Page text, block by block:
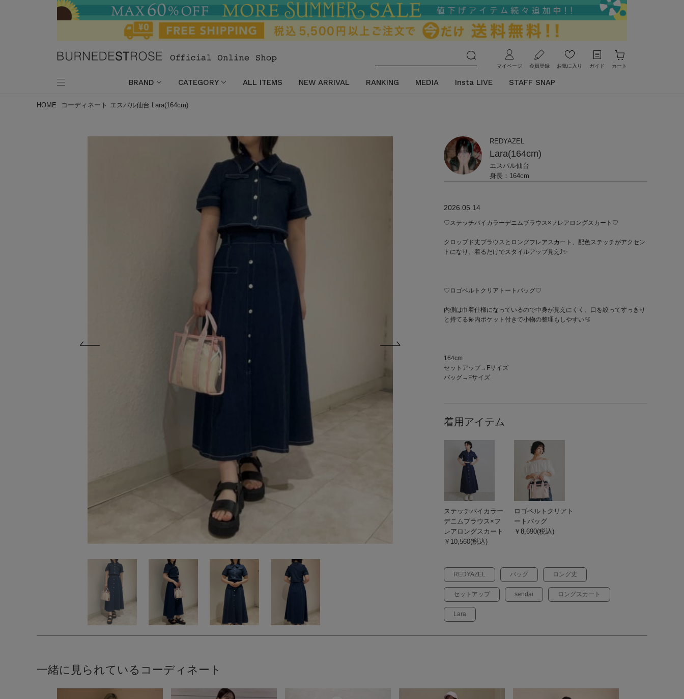
マイページ 会員登録 お気に入り ガイド カート
BRAND CATEGORY ALL ITEMS NEW ARRIVAL RANKING MEDIA Insta LIVE STAFF SNAP
HOME コーディネート エスパル仙台 Lara(164cm)
2026.05.14
REDYAZEL
エスパル仙台
Lara(164cm)
身長：164cm
♡ステッチバイカラーデニムブラウス×フレアロングスカート♡
クロップド丈ブラウスとロングフレアスカート、配色ステッチがアクセン
トになり、着るだけでスタイルアップ見え⤴️✨
♡ロゴベルトクリアトートバッグ♡
内側は巾着仕様になっているので中身が見えにくく、口を絞ってすっきり
と持てる💫内ポケット付きで小物の整理もしやすい🫧
164cm
セットアップ→Fサイズ
バッグ→Fサイズ
REDYAZEL バッグ ロング丈
セットアップ sendai ロングスカート
Lara
着用アイテム
ステッチバイカラー
デニムブラウス×フ
レアロングスカート
￥10,560(税込)
ロゴベルトクリアト
ートバッグ
￥8,690(税込)
一緒に見られているコーディネート